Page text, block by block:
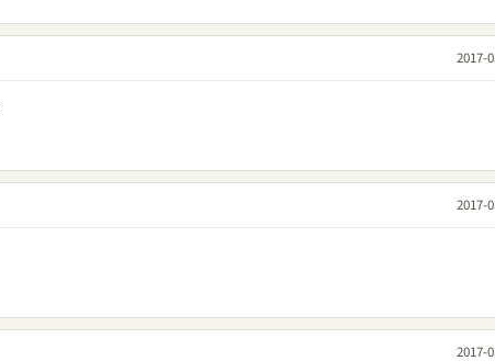
2017-
2017-
2017-